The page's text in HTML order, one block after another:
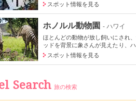
スポット情報を見る
ホノルル動物園 - ハワイ
ほとんどの動物が放し飼いにされ
ッドを背景に象さんが見えたり、
スポット情報を見る
Search 旅の検索